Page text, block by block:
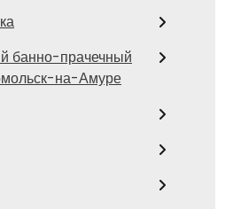
банно-прачечный
на-Амуре